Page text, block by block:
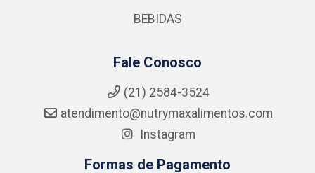
BEBIDAS
Fale Conosco
(21) 2584-3524
atendimento@nutrymaxalimentos.com
Instagram
Formas de Pagamento